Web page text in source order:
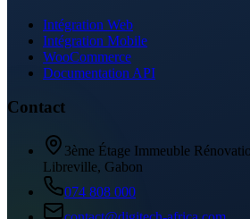
Intégration Web
Intégration Mobile
WooCommerce
Documentation API
Contact
3ème Étage Immeuble
Libreville, Gabon
074 808 000